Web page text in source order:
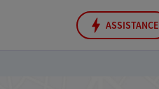
ASSISTANCE